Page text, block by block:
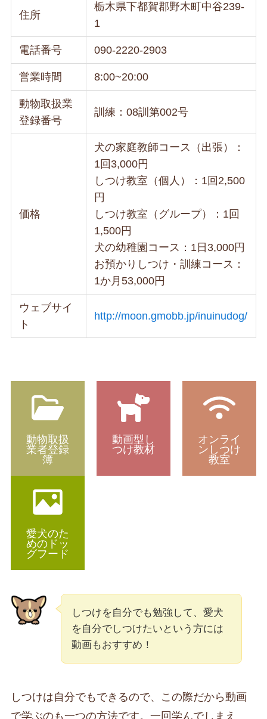
住所
栃木県下都賀郡野木町中谷239-
1
電話番号 090-2220-2903
営業時間 8:00~20:00
動物取扱業
登録番号
訓練：08訓第002号
価格
犬の家庭教師コース（出張）：
1回3,000円
しつけ教室（個人）：1回2,500
円
しつけ教室（グループ）：1回
1,500円
犬の幼稚園コース：1日3,000円
お預かりしつけ・訓練コース：
1か月53,000円
ウェブサイ
ト
http://moon.gmobb.jp/inuinudog/
動物取扱
業者登録
簿
動画型し
つけ教材
オンライ
ンしつけ
教室
愛犬のた
めのドッ
グフード
しつけを自分でも勉強して、愛犬
を自分でしつけたいという方には
動画もおすすめ！
しつけは自分でもできるので、この際だから動画
で学ぶのも一つの方法です。一回学んでしまえ